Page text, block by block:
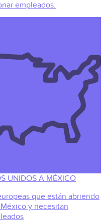
empleados.
UNIDOS A MÉXICO
que están abriendo
y necesitan